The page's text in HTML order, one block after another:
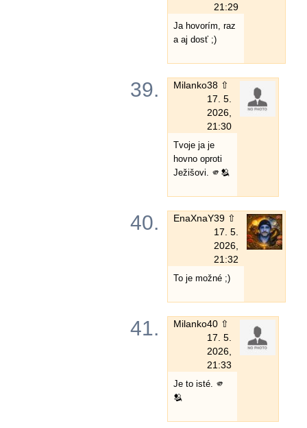
21:29
Ja hovorím, raz
a aj dosť ;)
39. Milanko38 ⇧
17. 5.
2026,
21:30
Tvoje ja je
hovno oproti
Ježišovi. 🫵🫂
40. EnaXnaY39 ⇧
17. 5.
2026,
21:32
To je možné ;)
41. Milanko40 ⇧
17. 5.
2026,
21:33
Je to isté. 🫵
🫂